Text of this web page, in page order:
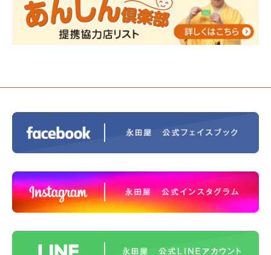
ス®上鶴間 エンディングノートを書いてみよう！
2023/11/29 永田屋創業110周年記念式典 レンブラ
ントホテル東京町田